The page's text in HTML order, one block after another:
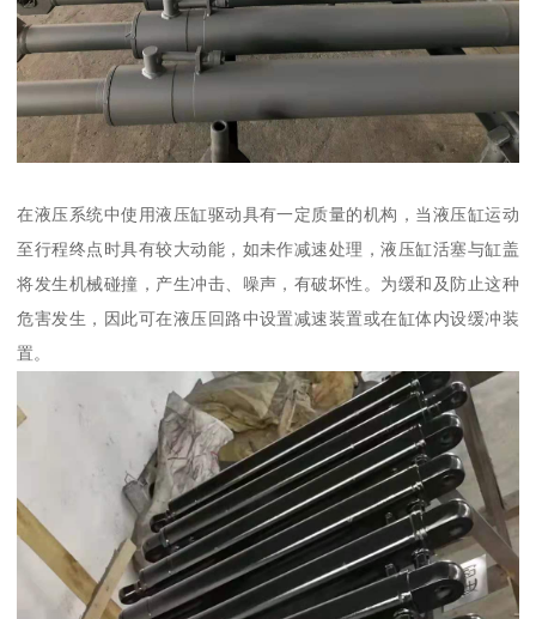
在液压系统中使用液压缸驱动具有一定质量的机构，当液压缸运动
至行程终点时具有较大动能，如未作减速处理，液压缸活塞与缸盖
将发生机械碰撞，产生冲击、噪声，有破坏性。为缓和及防止这种
危害发生，因此可在液压回路中设置减速装置或在缸体内设缓冲装
置。